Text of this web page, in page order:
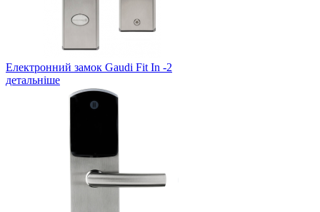
Електронний замок Gaudi Fit In -2
детальніше